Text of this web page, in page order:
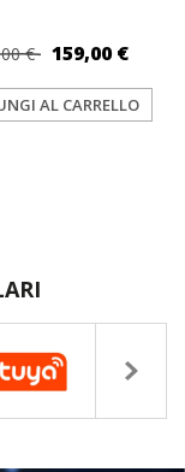
€ 159,00 €
AL CARRELLO